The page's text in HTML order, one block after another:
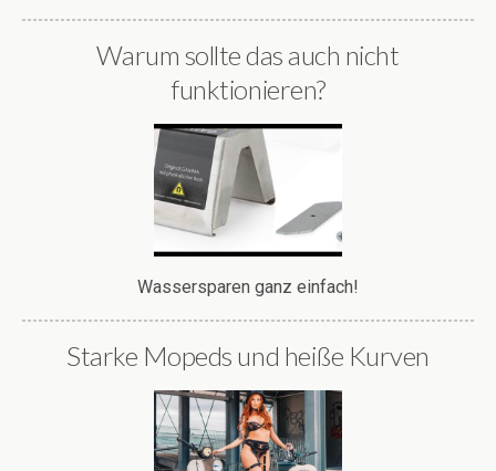
Warum sollte das auch nicht
funktionieren?
Wassersparen ganz einfach!
Starke Mopeds und heiße Kurven